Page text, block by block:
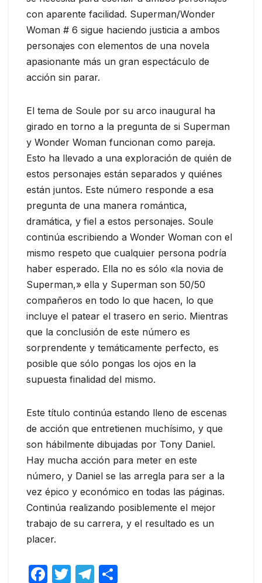
con aparente facilidad. Superman/Wonder
Woman # 6 sigue haciendo justicia a ambos
personajes con elementos de una novela
apasionante más un gran espectáculo de
acción sin parar.
El tema de Soule por su arco inaugural ha
girado en torno a la pregunta de si Superman
y Wonder Woman funcionan como pareja.
Esto ha llevado a una exploración de quién de
estos personajes están separados y quiénes
están juntos. Este número responde a esa
pregunta de una manera romántica,
dramática, y fiel a estos personajes. Soule
continúa escribiendo a Wonder Woman con el
mismo respeto que cualquier persona podría
haber esperado. Ella no es sólo «la novia de
Superman,» ella y Superman son 50/50
compañeros en todo lo que hacen, lo que
incluye el patear el trasero en serio. Mientras
que la conclusión de este número es
sorprendente y temáticamente perfecto, es
posible que sólo pongas los ojos en la
supuesta finalidad del mismo.
Este título continúa estando lleno de escenas
de acción que entretienen muchísimo, y que
son hábilmente dibujadas por Tony Daniel.
Hay mucha acción para meter en este
número, y Daniel se las arregla para ser a la
vez épico y económico en todas las páginas.
Continúa realizando posiblemente el mejor
trabajo de su carrera, y el resultado es un
placer.
F
T
T